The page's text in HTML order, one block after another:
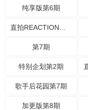
纯享版第6期
第7期
特别企划第2期
歌手后花园第7期
加更版第8期